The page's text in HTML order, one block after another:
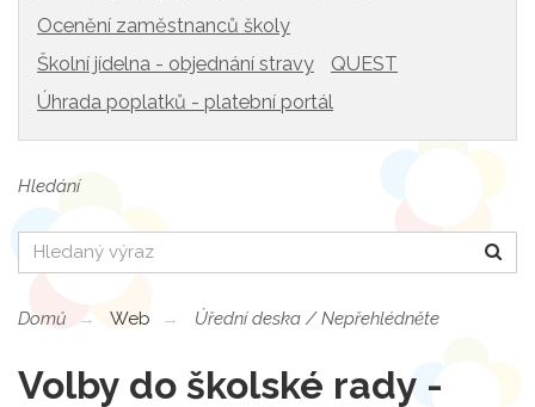
Ocenění zaměstnanců školy
Školní jídelna - objednání stravy
QUEST
Úhrada poplatků - platební portál
Hledání
Hledat
Domů Web Úřední deska / Nepřehlédněte
Volby do školské rady -